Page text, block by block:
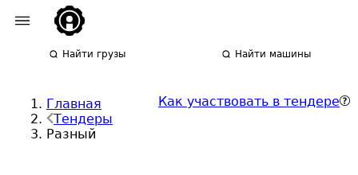
Найти грузы Найти машины
Главная
Тендеры
Разный
Как участвовать в тендере